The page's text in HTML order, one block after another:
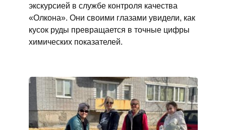
экскурсией в службе контроля качества
«Олкона». Они своими глазами увидели, как
кусок руды превращается в точные цифры
химических показателей.